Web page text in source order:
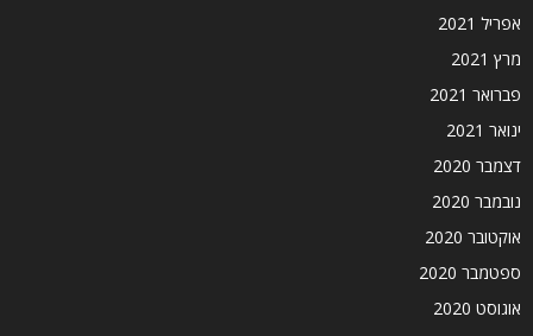
אפריל 2021
מרץ 2021
פברואר 2021
ינואר 2021
דצמבר 2020
נובמבר 2020
אוקטובר 2020
ספטמבר 2020
אוגוסט 2020